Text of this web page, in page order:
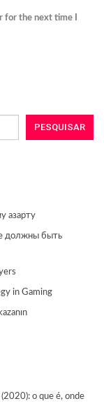
for the next time I
PESQUISAR
азарту
должны быть
in Gaming
o que é, onde